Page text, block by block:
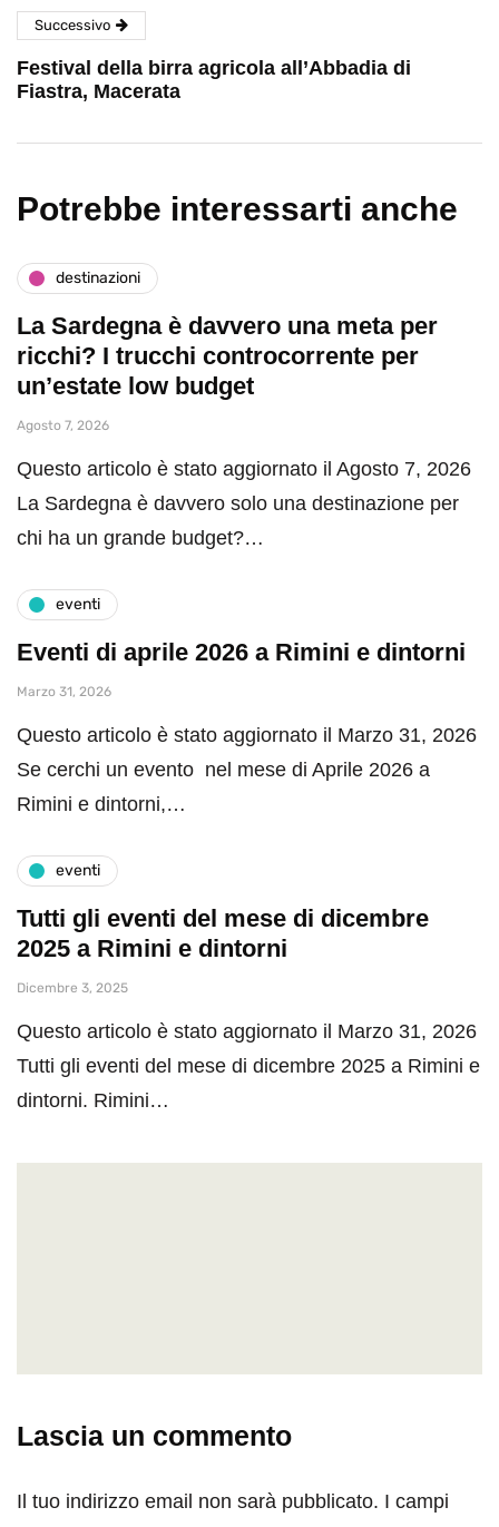
Successivo
Festival della birra agricola all’Abbadia di
Fiastra, Macerata
Potrebbe interessarti anche
destinazioni
La Sardegna è davvero una meta per
ricchi? I trucchi controcorrente per
un’estate low budget
Agosto 7, 2026
Questo articolo è stato aggiornato il Agosto 7, 2026
La Sardegna è davvero solo una destinazione per
chi ha un grande budget?…
eventi
Eventi di aprile 2026 a Rimini e dintorni
Marzo 31, 2026
Questo articolo è stato aggiornato il Marzo 31, 2026
Se cerchi un evento nel mese di Aprile 2026 a
Rimini e dintorni,…
eventi
Tutti gli eventi del mese di dicembre
2025 a Rimini e dintorni
Dicembre 3, 2025
Questo articolo è stato aggiornato il Marzo 31, 2026
Tutti gli eventi del mese di dicembre 2025 a Rimini e
dintorni. Rimini…
Lascia un commento
Il tuo indirizzo email non sarà pubblicato. I campi